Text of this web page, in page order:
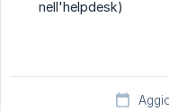
nell'helpdesk)